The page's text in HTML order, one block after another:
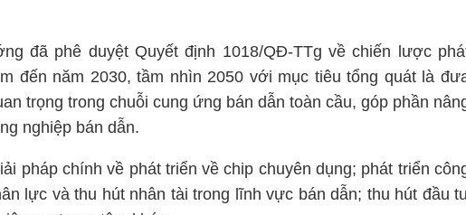
đã phê duyệt Quyết định 1018/QĐ-TTg về chiến lược
đến năm 2030, tầm nhìn 2050 với mục tiêu tổng quát là
trọng trong chuỗi cung ứng bán dẫn toàn cầu, góp phần
nghiệp bán dẫn.
pháp chính về phát triển về chip chuyên dụng; phát triển
lực và thu hút nhân tài trong lĩnh vực bán dẫn; thu hút đầu